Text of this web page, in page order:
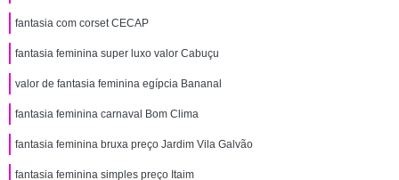
fantasia com corset CECAP
fantasia feminina super luxo valor Cabuçu
valor de fantasia feminina egípcia Bananal
fantasia feminina carnaval Bom Clima
fantasia feminina bruxa preço Jardim Vila Galvão
fantasia feminina simples preço Itaim